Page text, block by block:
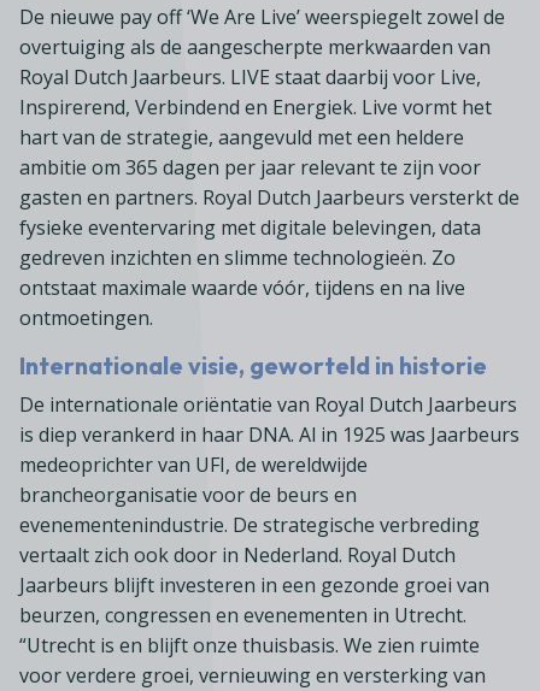
De nieuwe pay off ‘We Are Live’ weerspiegelt zowel de
overtuiging als de aangescherpte merkwaarden van
Royal Dutch Jaarbeurs. LIVE staat daarbij voor Live,
Inspirerend, Verbindend en Energiek. Live vormt het
hart van de strategie, aangevuld met een heldere
ambitie om 365 dagen per jaar relevant te zijn voor
gasten en partners. Royal Dutch Jaarbeurs versterkt de
fysieke eventervaring met digitale belevingen, data
gedreven inzichten en slimme technologieën. Zo
ontstaat maximale waarde vóór, tijdens en na live
ontmoetingen.
Internationale visie, geworteld in historie
De internationale oriëntatie van Royal Dutch Jaarbeurs
is diep verankerd in haar DNA. Al in 1925 was Jaarbeurs
medeoprichter van UFI, de wereldwijde
brancheorganisatie voor de beurs en
evenementenindustrie. De strategische verbreding
vertaalt zich ook door in Nederland. Royal Dutch
Jaarbeurs blijft investeren in een gezonde groei van
beurzen, congressen en evenementen in Utrecht.
“Utrecht is en blijft onze thuisbasis. We zien ruimte
voor verdere groei, vernieuwing en versterking van